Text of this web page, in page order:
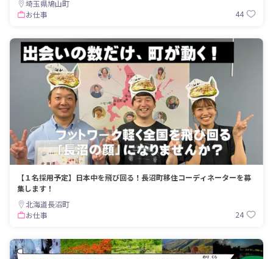
埼玉県鳩山町
お仕事
44
【１名採用予定】日本中を飛び回る！長沼町移住コーディネーターを募
集します！
北海道長沼町
お仕事
24